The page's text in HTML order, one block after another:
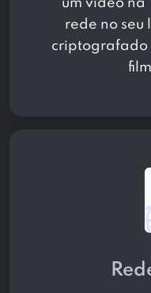
um vídeo na
rede no seu
criptografado